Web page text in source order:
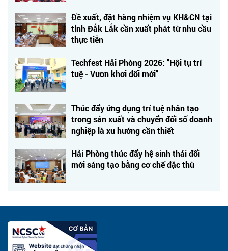
Đề xuất, đặt hàng nhiệm vụ KH&CN tại
tỉnh Đắk Lắk cần xuất phát từ nhu cầu
thực tiễn
Techfest Hải Phòng 2026: "Hội tụ trí
tuệ - Vươn khơi đổi mới"
Thúc đẩy ứng dụng trí tuệ nhân tạo
trong sản xuất và chuyển đổi số doanh
nghiệp là xu hướng cần thiết
Hải Phòng thúc đẩy hệ sinh thái đổi
mới sáng tạo bằng cơ chế đặc thù